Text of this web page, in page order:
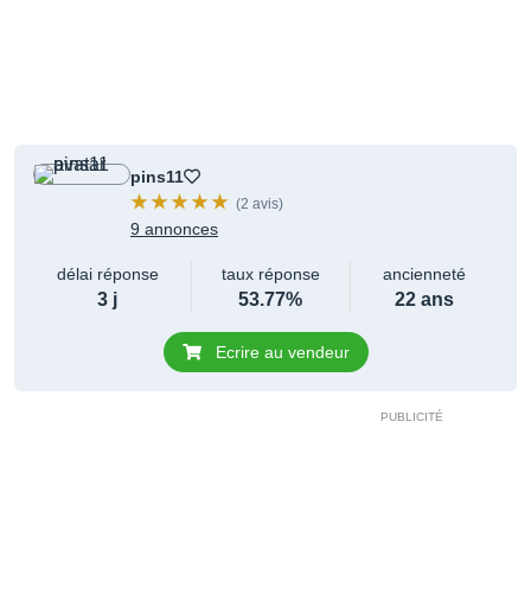
pins11
(2 avis)
9 annonces
délai réponse
3 j
taux réponse
53.77%
ancienneté
22 ans
Ecrire au vendeur